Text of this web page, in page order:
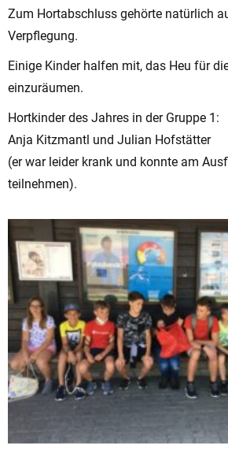
Zum Hortabschluss gehörte natürlich
Verpflegung.
Einige Kinder halfen mit, das Heu für
einzuräumen.
Hortkinder des Jahres in der Gruppe 1:
Anja Kitzmantl und Julian Hofstätter
(er war leider krank und konnte am
teilnehmen).